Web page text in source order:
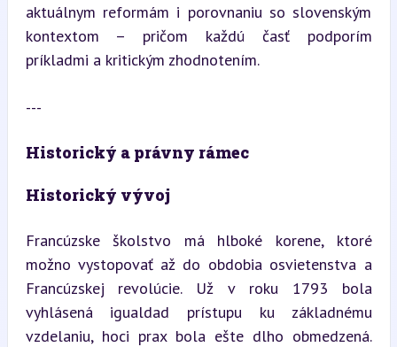
aktuálnym reformám i porovnaniu so slovenským
kontextom – pričom každú časť podporím
príkladmi a kritickým zhodnotením.
---
Historický a právny rámec
Historický vývoj
Francúzske školstvo má hlboké korene, ktoré
možno vystopovať až do obdobia osvietenstva a
Francúzskej revolúcie. Už v roku 1793 bola
vyhlásená igualdad prístupu ku základnému
vzdelaniu, hoci prax bola ešte dlho obmedzená.